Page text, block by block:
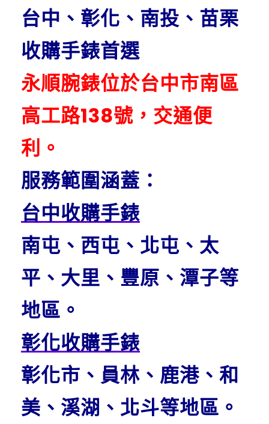
台中、彰化、南投、苗栗
收購手錶首選
永順腕錶位於台中市南區
高工路138號，交通便
利。
服務範圍涵蓋：
台中收購手錶
南屯、西屯、北屯、太
平、大里、豐原、潭子等
地區。
彰化收購手錶
彰化市、員林、鹿港、和
美、溪湖、北斗等地區。